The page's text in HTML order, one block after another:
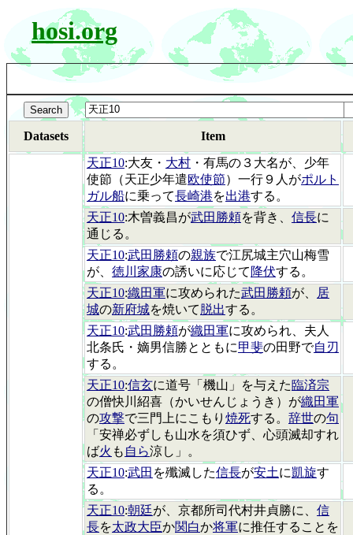
hosi.org
Datasets Item
天正10:大友・ 大村 ・有馬の３大名が、少年
使節（天正少年遣欧使節）一行９人がポルト
ガル船に乗って長崎港を出港する。
天正10:木曽義昌が武田勝頼を背き、 信長に
通じる。
天正10:武田勝頼の親族で江尻城主穴山梅雪
が、 徳川家康の誘いに応じて 降伏する。
天正10:織田軍に攻められた武田勝頼が、
居
城の新府城を焼いて脱出する。
天正10:武田勝頼が織田軍に攻められ、夫人
北条氏・嫡男信勝とともに甲斐の田野で自刃
する。
天正10:信玄に道号「機山」を与えた臨済宗
の僧快川紹喜（かいせんじょうき）が織田軍
の攻撃で三門上にこもり 焼死する。 辞世の句
「安禅必ずしも山水を須ひず、心頭滅却すれ
ば火 も 自ら涼し」。
天正10:武田 を殲滅した信長が安土に凱旋す
る。
天正10:朝廷が、京都所司代村井貞勝に、 信
長を太政大臣か関白か将軍に推任することを